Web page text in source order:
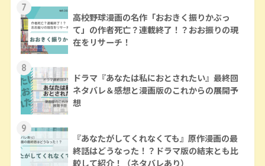
7
高校野球漫画の名作「おおきく振りかぶっ
て」の作者死亡？連載終了！？おお振りの現
在をリサーチ！
8
ドラマ『あなたは私におとされたい』最終回
ネタバレ＆感想と漫画版のこれからの展開予
想
9
『あなたがしてくれなくても』原作漫画の最
終話はどうなった！？ドラマ版の結末とも比
較して紹介！（ネタバレあり）